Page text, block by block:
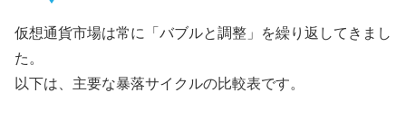
仮想通貨市場は常に「バブルと調整」を繰り返してきまし
た。
以下は、主要な暴落サイクルの比較表です。